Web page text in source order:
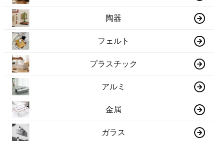
陶器
フェルト
プラスチック
アルミ
金属
ガラス